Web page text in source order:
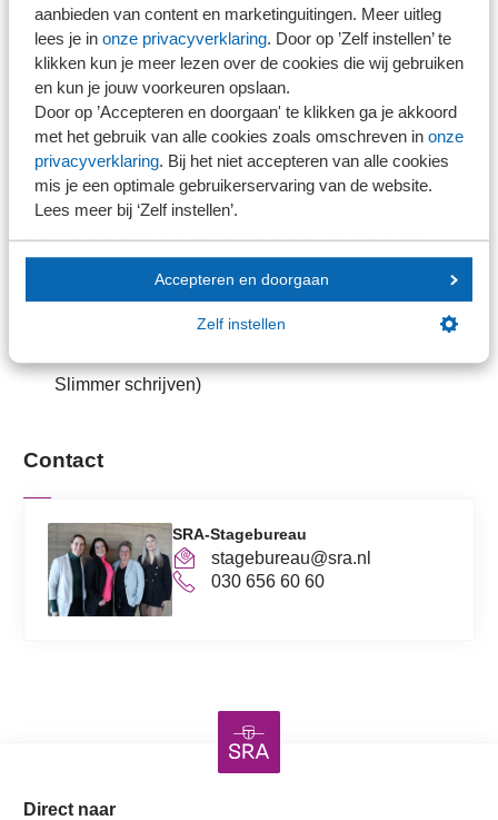
aanbieden van content en marketinguitingen. Meer uitleg
lees je in onze privacyverklaring. Door op ’Zelf instellen’ te
klikken kun je meer lezen over de cookies die wij gebruiken
en kun je jouw voorkeuren opslaan.
Door op ’Accepteren en doorgaan' te klikken ga je akkoord
met het gebruik van alle cookies zoals omschreven in onze
privacyverklaring. Bij het niet accepteren van alle cookies
mis je een optimale gebruikerservaring van de website.
Lees meer bij ‘Zelf instellen’.
Accepteren en doorgaan
Zelf instellen
doelstelling heeft een duidelijke start- en einddatum.
Kort en bondig schrijven
Een korte en bondige schrijfstijl is makkelijk te lezen. Dit
zorgt ervoor dat de boodschap duidelijk overkomt. Je
voorkomt bovendien misverstanden doordat de lezer niet
goed genoeg leest. Zorg dat de trainee het de lezer
De beoordelaar zal daar ook om vragen!
Slimmer schrijven)
Contact
SRA-Stagebureau
stagebureau@sra.nl
030 656 60 60
Direct naar